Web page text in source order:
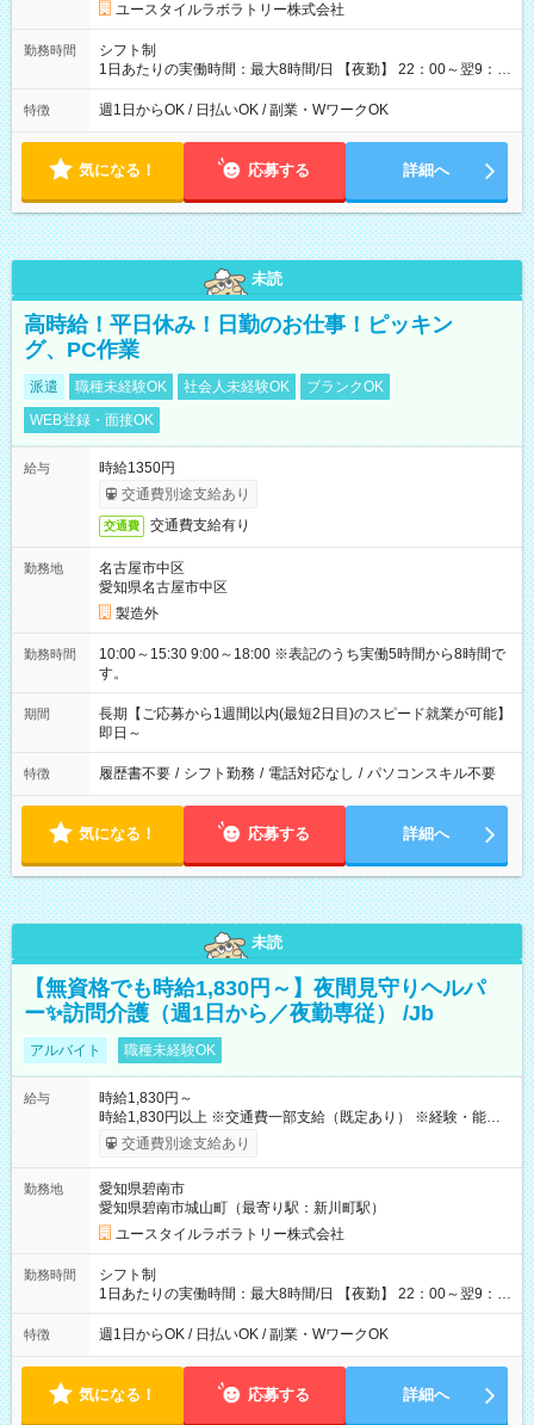
ユースタイルラボラトリー株式会社
勤務時間
シフト制
1日あたりの実働時間：最大8時間/日 【夜勤】 22：00～翌9：
00 ※週1日～OK ／ 夜勤専従 ＊＊ 勤務時間例 ＊＊ ■22時か
ら翌7時 ■23時から翌8時 ■24時から翌9時 など ※上記の時間
ます。 ※曜日固定（毎週同じ曜日での勤務となります）
特徴 週1日からOK / 日払いOK / 副業・WワークOK
気になる！ 応募する 詳細へ
未読
高時給！平日休み！日勤のお仕事！ピッキン
グ、PC作業
派遣 職種未経験OK 社会人未経験OK
ブランクOK
WEB登録・面接OK
給与
時給1350円
交通費別途支給あり
交通費 交通費支給有り
勤務地
名古屋市中区
愛知県名古屋市中区
製造外
勤務時間
10:00～15:30 9:00～18:00 ※表記のうち実働5時間から8時間で
す。
期間
長期【ご応募から1週間以内(最短2日目)のスピード就業が可能】
即日～
特徴 履歴書不要 / シフト勤務 / 電話対応なし / パソコンスキル不要
気になる！ 応募する 詳細へ
未読
【無資格でも時給1,830円～】夜間見守りヘルパ
ー✨訪問介護（週1日から／夜勤専従） /Jb
アルバイト 職種未経験OK
給与
時給1,830円～
時給1,830円以上 ※交通費一部支給（既定あり） ※経験・能力を
考慮して決定します 【収入例】 週1回勤務の場合：1,830円×8時
間×4回=5万8,560円 週3回勤務の場合：1,830円×8時間×12回
月 ※ 雇用形態と給与に、本採用時と異なる部分があります。 雇
用形態：本採用時と同じです。 給与：時給 1,570円以上
交通費別途支給あり
勤務地
愛知県碧南市
愛知県碧南市城山町（最寄り駅：新川町駅）
ユースタイルラボラトリー株式会社
勤務時間
シフト制
1日あたりの実働時間：最大8時間/日 【夜勤】 22：00～翌9：
00 ※週1日～OK ／ 夜勤専従 ＊＊ 勤務時間例 ＊＊ ■22時か
ら翌7時 ■23時から翌8時 ■24時から翌9時 など ※上記の時間
ます。 ※曜日固定（毎週同じ曜日での勤務となります）
特徴 週1日からOK / 日払いOK / 副業・WワークOK
気になる！ 応募する 詳細へ